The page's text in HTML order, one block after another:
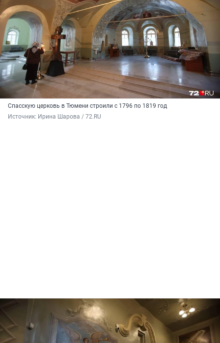
Спасскую церковь в Тюмени строили с 1796 по 1819 год
Источник: Ирина Шарова / 72.RU